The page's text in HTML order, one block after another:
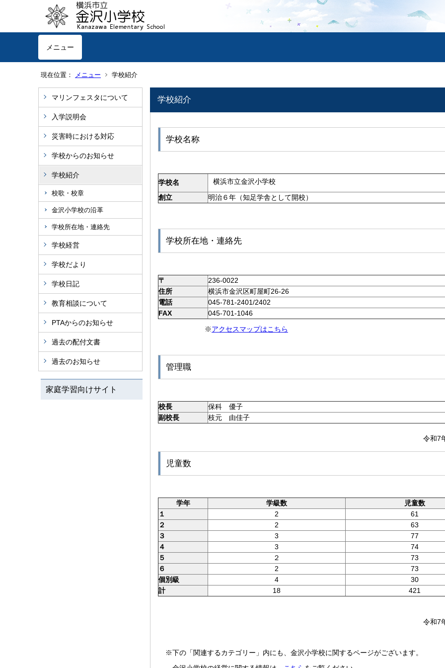
メニュー
現在位置： メニュー 学校紹介
マリンフェスタについて
入学説明会
災害時における対応
学校からのお知らせ
学校紹介
校歌・校章
金沢小学校の沿革
学校所在地・連絡先
学校経営
学校だより
学校日記
教育相談について
PTAからのお知らせ
過去の配付文書
過去のお知らせ
家庭学習向けサイト
学校紹介
学校名称
学校名
横浜市立金沢小学校
創立
明治６年（知足学舎として開校）
学校所在地・連絡先
〒
236-0022
住所
横浜市金沢区町屋町26-26
電話
045-781-2401/2402
FAX
045-701-1046
※アクセスマップはこちら
管理職
校長
保科 優子
副校長
枝元 由佳子
令和7
児童数
学年 学級数
児童数
１
2
61
２
2
63
３
3
77
４
3
74
５
２
73
６
2
73
個別級
4
30
計
18 421
令和7
※下の「関連するカテゴリー」内にも、金沢小学校に関するページがございます。